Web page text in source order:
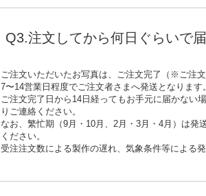
Q3.注文してから何日ぐらいで
ご注文いただいたお写真は、ご注文完了（※ご注
7〜14営業日程度でご注文者さまへ発送となります。
ご注文完了日から14日経ってもお手元に届かない
りご連絡ください。
なお、繁忙期（9月・10月、2月・3月・4月）は発
ください。
受注注文数による製作の遅れ、気象条件等による